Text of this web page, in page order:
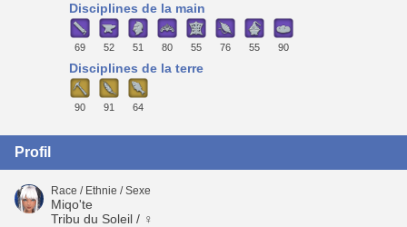
Disciplines de la main
69 52 51 80 55 76 55 90
Disciplines de la terre
90 91 64
Profil
Race / Ethnie / Sexe
Miqo'te
Tribu du Soleil / ♀